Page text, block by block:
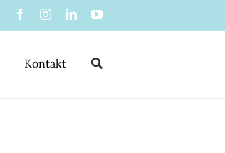
Kontakt